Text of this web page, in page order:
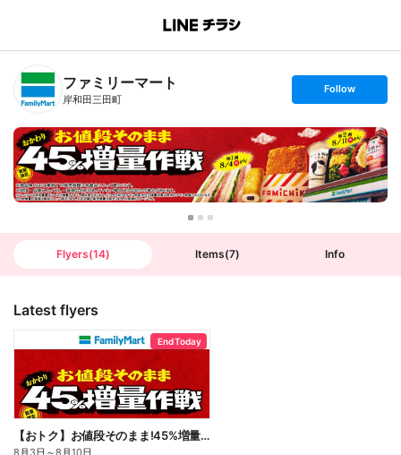
B
n
T
ファミリーマート
岸和田三田町
s
t
o
l
l
o
w
Follow
Flyers(14) Items(7) Info
Latest flyers
End Today
【おトク】お値段そのまま!45%増量作戦!
8月3日 ～8月10日